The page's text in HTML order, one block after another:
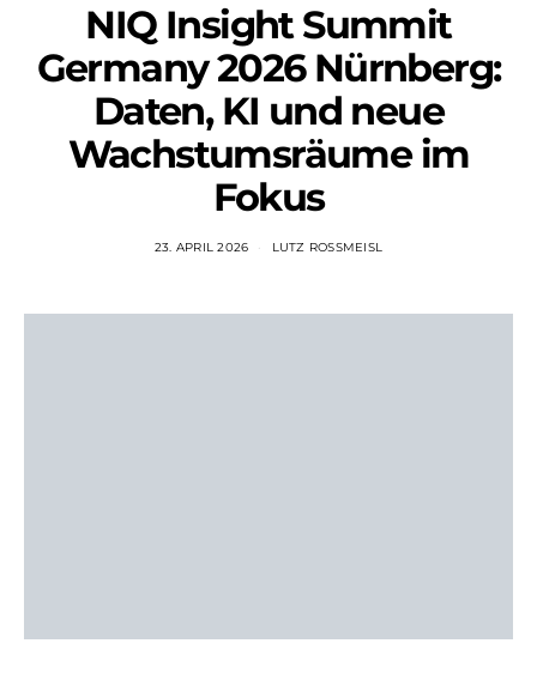
NIQ Insight Summit
Germany 2026 Nürnberg:
Daten, KI und neue
Wachstumsräume im
Fokus
23. APRIL 2026 LUTZ ROSSMEISL